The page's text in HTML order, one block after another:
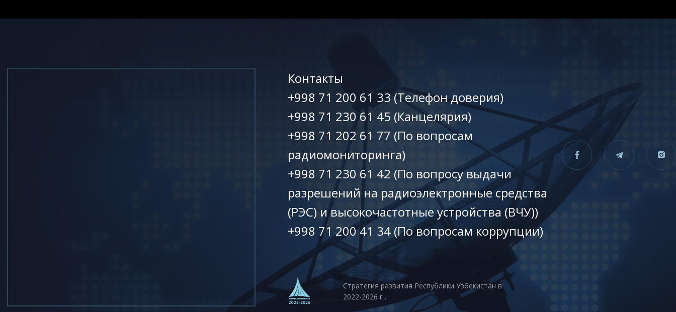
Контакты
+998 71 200 61 33 (Телефон доверия)
+998 71 230 61 45 (Канцелярия)
+998 71 202 61 77 (По вопросам
радиомониторинга)
+998 71 230 61 42 (По вопросу выдачи
разрешений на радиоэлектронные средства
(РЭС) и высокочастотные устройства (ВЧУ))
+998 71 200 41 34 (По вопросам коррупции)
Стратегия развития Республики Узбекистан в
2022-2026 г .